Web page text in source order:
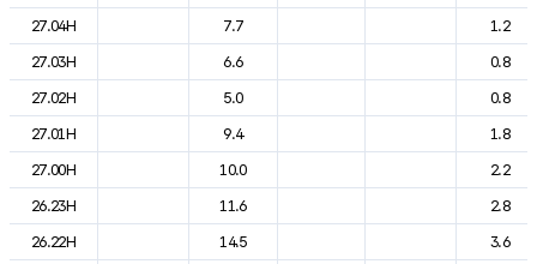
27.04H
7.7
1.2
27.03H
6.6
0.8
27.02H
5.0
0.8
27.01H
9.4
1.8
27.00H
10.0
2.2
26.23H
11.6
2.8
26.22H
14.5
3.6